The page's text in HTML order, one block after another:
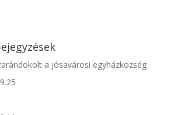
a jósavárosi egyházközség